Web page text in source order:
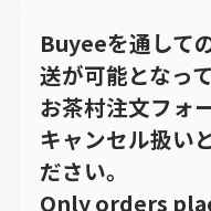
Buyeeを通して
送が可能となっ
お茶村注文フォ
キャンセル扱い
ださい。
Only orders